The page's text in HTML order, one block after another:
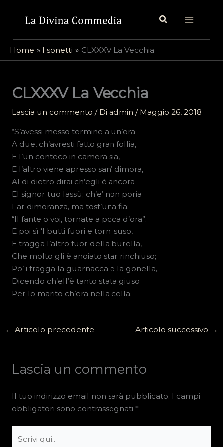
Cerca
Home I sonetti CLXXXV La Vecchia
CLXXXV La Vecchia
Lascia un commento / Di admin / Maggio 26, 2018
“S’avessi messo termine a un’ora
A due, ch’avresti fatto gran follia,
E l’un conteco in camera sia,
E l’altro viene apresso san’ dimora,
Al di dietro dirai ch’egli è ancora
El signor tuo lassù; ch’e’ non poria
Far dimoranza, ma tost’una fia:
“Il fante o voi, tornate a poca d’ora”.
E poi sì ‘l butti fuori e torni suso,
E tragga l’altro fuor della burella,
Che molto gli è anoiato star rinchiuso;
Po’ i tragga la guarnacca e la gonella,
Dicendo ch’ell’è tanto stata giuso
Per lo marito ch’era nella cella.
← Articolo precedente Articolo successivo →
Lascia un commento
Il tuo indirizzo email non sarà pubblicato. I campi
obbligatori sono contrassegnati *
qui..